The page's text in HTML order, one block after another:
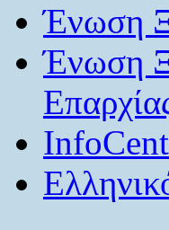
Ένωση
Ένωση